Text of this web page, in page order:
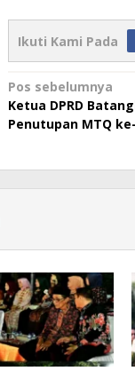
Ikuti Kami Pada
Navigasi
pos
Pos sebelumnya
Ketua DPRD
Penutupan MTQ